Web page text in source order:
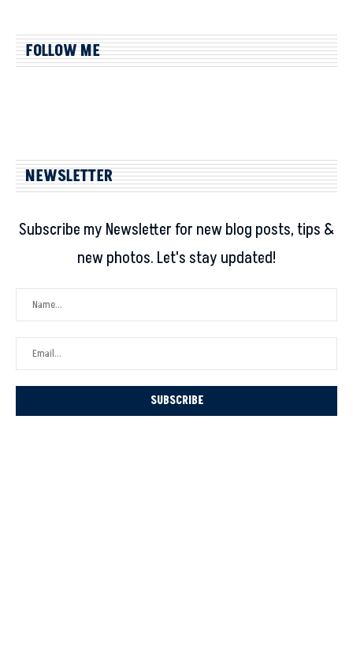
FOLLOW ME
NEWSLETTER
Subscribe my Newsletter for new blog posts, tips &
new photos. Let's stay updated!